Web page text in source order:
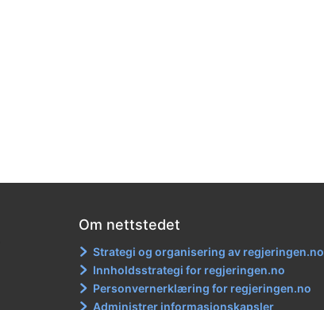
Om nettstedet
Strategi og organisering av regjeringen.no
Innholdsstrategi for regjeringen.no
Personvernerklæring for regjeringen.no
Administrer informasjonskapsler